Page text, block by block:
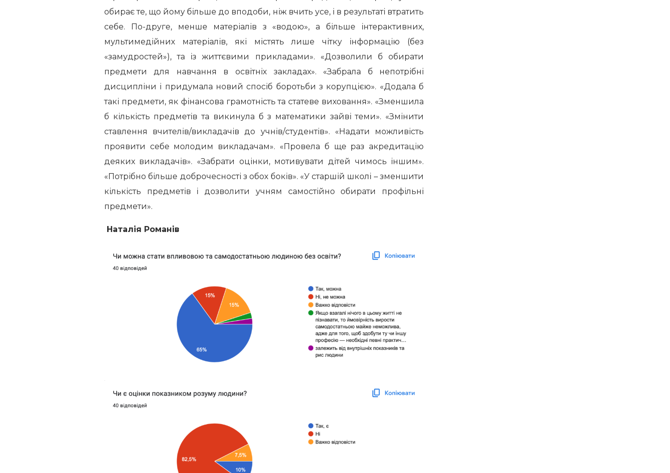
обирає те, що йому більше до вподоби, ніж вчить усе, і в результаті втратить
себе. По-друге, менше матеріалів з «водою», а більше інтерактивних,
мультимедійних матеріалів, які містять лише чітку інформацію (без
«замудростей»), та із життєвими прикладами». «Дозволили б обирати
предмети для навчання в освітніх закладах». «Забрала б непотрібні
дисципліни і придумала новий спосіб боротьби з корупцією». «Додала б
такі предмети, як фінансова грамотність та статеве виховання». «Зменшила
б кількість предметів та викинула б з математики зайві теми». «Змінити
ставлення вчителів/викладачів до учнів/студентів». «Надати можливість
проявити себе молодим викладачам». «Провела б ще раз акредитацію
деяких викладачів». «Забрати оцінки, мотивувати дітей чимось іншим».
«Потрібно більше доброчесності з обох боків». «У старшій школі – зменшити
кількість предметів і дозволити учням самостійно обирати профільні
предмети».
Наталія Романів